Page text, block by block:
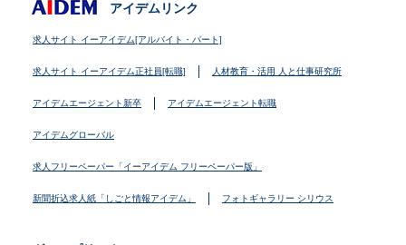
アイデムリンク
求人サイト イーアイデム[アルバイト・パート]
求人サイト イーアイデム正社員[転職] 人材教育・活用 人と仕事研究所
アイデムエージェント新卒 アイデムエージェント転職
アイデムグローバル
求人フリーペーパー「イーアイデム フリーペーパー版」
新聞折込求人紙「しごと情報アイデム」 フォトギャラリー シリウス